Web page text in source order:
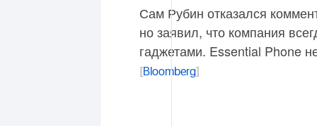
Сам Рубин отказался
но заявил, что компания
гаджетами. Essential Phone
Bloomberg